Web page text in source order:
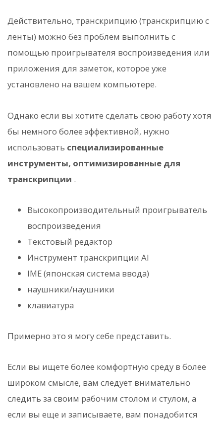
Действительно, транскрипцию (транскрипцию с
ленты) можно без проблем выполнить с
помощью проигрывателя воспроизведения или
приложения для заметок, которое уже
установлено на вашем компьютере.
Однако если вы хотите сделать свою работу хотя
бы немного более эффективной, нужно
использовать специализированные
инструменты, оптимизированные для
транскрипции .
Высокопроизводительный проигрыватель
воспроизведения
Текстовый редактор
Инструмент транскрипции AI
IME (японская система ввода)
наушники/наушники
клавиатура
Примерно это я могу себе представить.
Если вы ищете более комфортную среду в более
широком смысле, вам следует внимательно
следить за своим рабочим столом и стулом, а
если вы еще и записываете, вам понадобится